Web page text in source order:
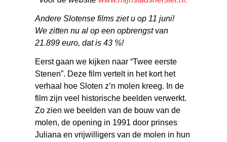
Andere Slotense films ziet u op 11 juni!
We zitten nu al op een opbrengst van
21.899 euro, dat is 43 %!
Eerst gaan we kijken naar “Twee eerste
Stenen”. Deze film vertelt in het kort het
verhaal hoe Sloten z’n molen kreeg. In de
film zijn veel historische beelden verwerkt.
Zo zien we beelden van de bouw van de
molen, de opening in 1991 door prinses
Juliana en vrijwilligers van de molen in hun